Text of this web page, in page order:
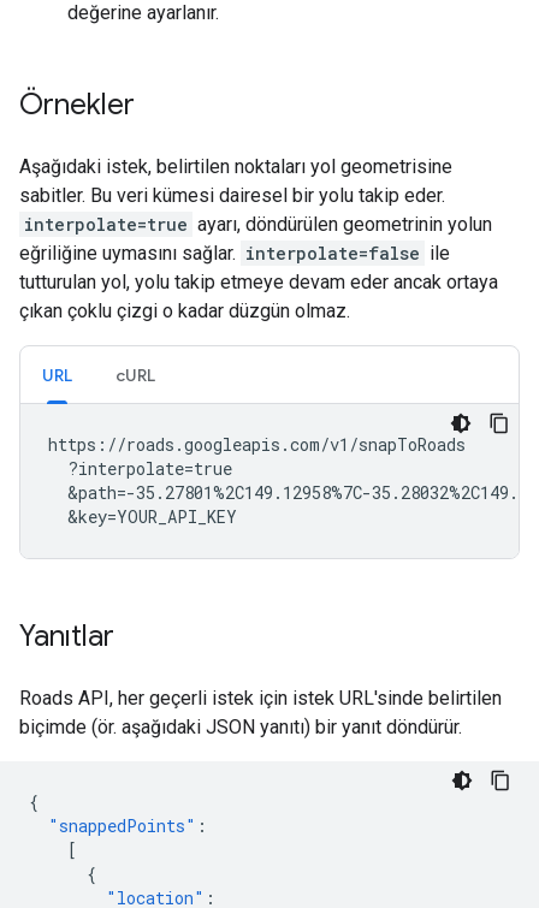
değerine ayarlanır.
Örnekler
Aşağıdaki istek, belirtilen noktaları yol geometrisine
sabitler. Bu veri kümesi dairesel bir yolu takip eder.
interpolate=true ayarı, döndürülen geometrinin yolun
eğriliğine uymasını sağlar. interpolate=false ile
tutturulan yol, yolu takip etmeye devam eder ancak ortaya
çıkan çoklu çizgi o kadar düzgün olmaz.
URL cURL
https://roads.googleapis.com/v1/snapToRoads
  ?interpolate=true
&path=-35.27801%2C149.12958%7C-
  &key=YOUR_API_KEY
Yanıtlar
Roads API, her geçerli istek için istek URL'sinde belirtilen
biçimde (ör. aşağıdaki JSON yanıtı) bir yanıt döndürür.
{
"snappedPoints" :
[
{
"location" :